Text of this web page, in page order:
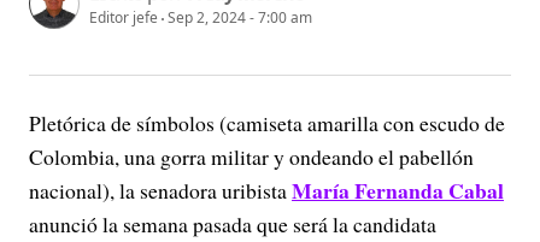
Editor jefe Sep 2, 2024 - 7:00 am
Pletórica de símbolos (camiseta amarilla con escudo de
Colombia, una gorra militar y ondeando el pabellón
nacional), la senadora uribistaMaría Fernanda Cabal
anunció la semana pasada que será la candidata